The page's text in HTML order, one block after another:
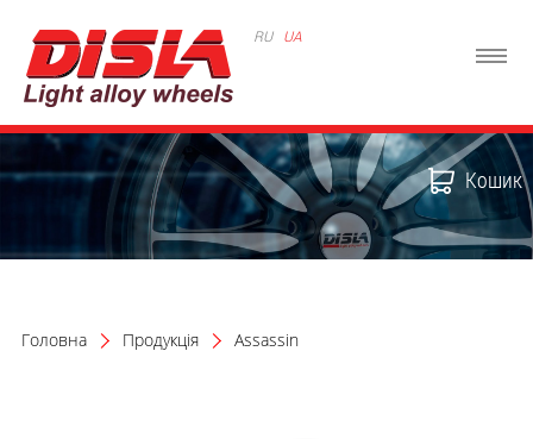
RU UA
Кошик
Головна Продукція Assassin